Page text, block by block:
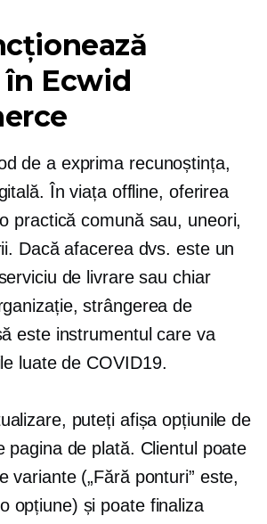
în Ecwid
de a exprima recunoștința,
În viața offline, oferirea
practică comună sau, uneori,
Dacă afacerea dvs. este un
de livrare sau chiar
strângerea de
este instrumentul care va
luate de COVID19.
puteți afișa opțiunile de
pagina de plată. Clientul poate
variante („Fără ponturi” este,
opțiune) și poate finaliza